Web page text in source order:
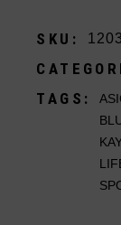
SKU:
TAGS: